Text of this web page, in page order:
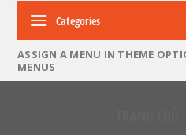
Categories
ASSIGN A MENU IN THEME
MENUS